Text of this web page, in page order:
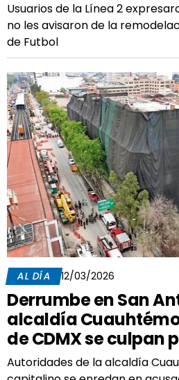
Usuarios de la Línea 2
no les avisaron de la
de Futbol
AL DÍA 12/03/2026
Derrumbe en San
alcaldía
de CDMX se culpan
Autoridades de la alcaldía